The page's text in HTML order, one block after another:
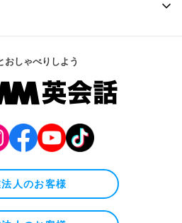
おしゃべりしよう
人のお客様